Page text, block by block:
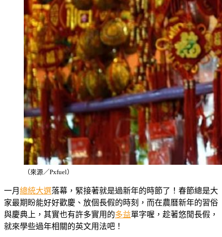
（來源／Pxfuel）
一月 總統大選落幕，緊接著就是過新年的時節了！春節總是大
家最期盼能好好歡慶、放個長假的時刻，而在農曆新年的習俗
與慶典上，其實也有許多實用的多益單字喔，趁著悠閒長假，
就來學些過年相關的英文用法吧！